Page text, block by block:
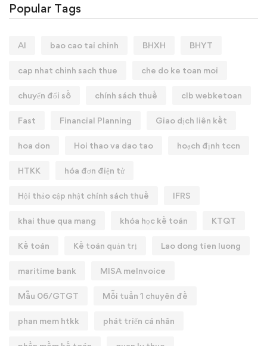
Popular Tags
AI bao cao tai chinh BHXH BHYT
cap nhat chinh sach thue che do ke toan moi
chuyển đổi số chính sách thuế clb webketoan
Fast Financial Planning Giao dịch liên kết
hoa don Hoi thao va dao tao hoạch định tccn
HTKK hóa đơn điện tử
Hội thảo cập nhật chính sách thuế IFRS
khai thue qua mang khóa học kế toán KTQT
Kế toán Kế toán quản trị Lao dong tien luong
maritime bank MISA meInvoice
Mẫu 06/GTGT Mỗi tuần 1 chuyên đề
phan mem htkk phát triển cá nhân